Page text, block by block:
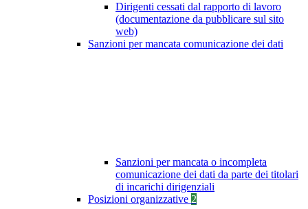
Dirigenti cessati dal rapporto di lavoro
(documentazione da pubblicare sul sito
web)
Sanzioni per mancata comunicazione dei dati
Sanzioni per mancata o incompleta
comunicazione dei dati da parte dei titolari
di incarichi dirigenziali
Posizioni organizzative 2